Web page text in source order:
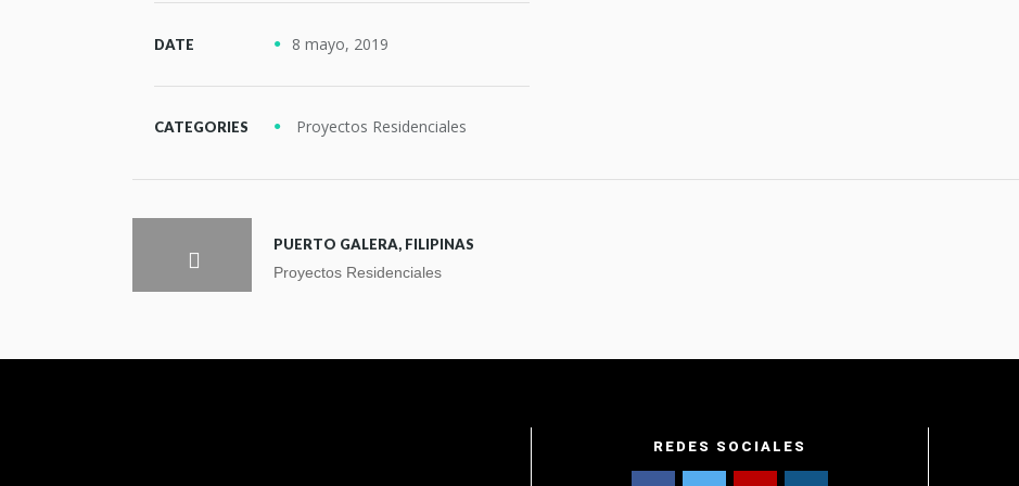
DATE 8 mayo, 2019
CATEGORIES Proyectos Residenciales
PUERTO GALERA, FILIPINAS
Proyectos Residenciales
REDES SOCIALES